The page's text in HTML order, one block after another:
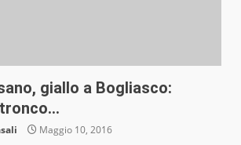
giallo a Bogliasco:
Maggio 10, 2016